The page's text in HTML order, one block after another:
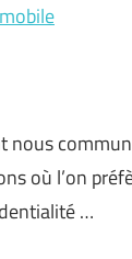
nous
où l’on
…